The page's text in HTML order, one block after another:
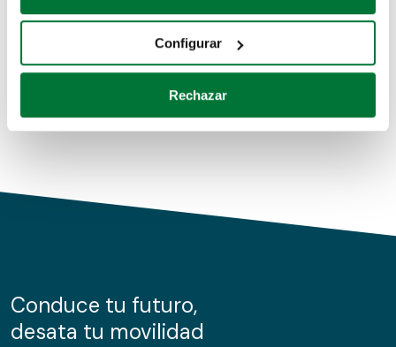
Recopilar información sobre su ubicación geográfica
Identificar su dispositivo analizándolo activamente
para buscar características específicas (huellas
Obtenga más información sobre cómo se procesan sus
de cookies.
información sobre el uso que haga del sitio web con
nuestros partners de redes sociales, publicidad y análisis
Configurar
Rechazar
Coches de km0
Conduce tu futuro,
desata tu movilidad